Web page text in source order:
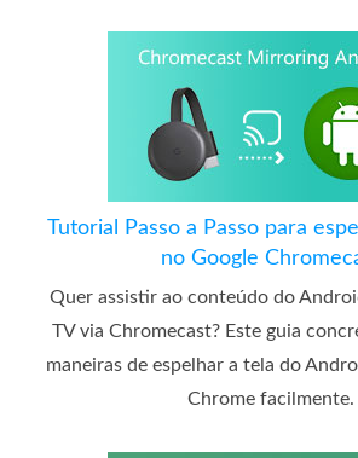
Tutorial Passo a Passo para
no Google
Quer assistir ao conteúdo do
TV via Chromecast? Este guia
maneiras de espelhar a tela do
Chrome facilmente.